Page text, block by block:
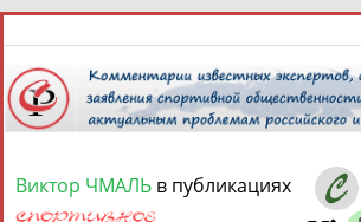
7 августа
Виктор ЧМАЛЬ в публикациях